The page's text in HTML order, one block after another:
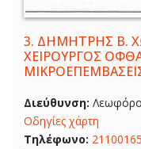
3. ΔΗΜΗΤΡΗΣ Β.
ΧΕΙΡΟΥΡΓΟΣ
Διεύθυνση:
Οδηγίες χάρτη
Τηλέφωνο: